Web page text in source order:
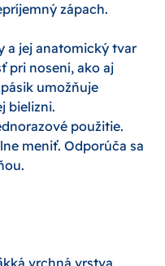
zápach.
a jej anatomický tvar
pri nosení, ako aj
umožňuje
bielizni.
použitie.
meniť. Odporúča sa
vrchná vrstva